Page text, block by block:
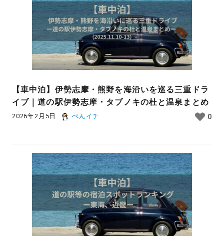
【車中泊】伊勢志摩・熊野を海沿いを巡る三重ドラ
イブ｜道の駅伊勢志摩・タブノキの杜と温泉まとめ
2026年2月5日 ぺんイチ 0